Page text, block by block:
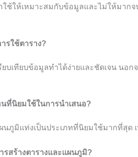
ช้ให้เหมาะสมกับข้อมูลและไม่ให้มากจ
รใช้ตาราง?
ยบเทียบข้อมูลทำได้ง่ายและชัดเจน นอ
ที่นิยมใช้ในการนำเสนอ?
ภูมิแท่งเป็นประเภทที่นิยมใช้มากที่สุด
รสร้างตารางและแผนภูมิ?